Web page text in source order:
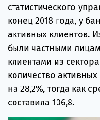
статистического
конец 2018 года, у
активных клиентов.
были частными
клиентами из
количество
на 28,2%, тогда как
составила 106,8.